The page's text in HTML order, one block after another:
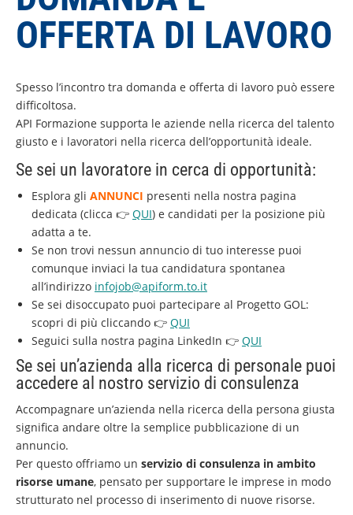
OFFERTA DI LAVORO
Spesso l’incontro tra domanda e offerta di lavoro può essere
difficoltosa.
API Formazione supporta le aziende nella ricerca del talento
giusto e i lavoratori nella ricerca dell’opportunità ideale.
Se sei un lavoratore in cerca di opportunità:
Esplora gli ANNUNCI presenti nella nostra pagina
dedicata (clicca 👉 QUI) e candidati per la posizione più
adatta a te.
Se non trovi nessun annuncio di tuo interesse puoi
comunque inviaci la tua candidatura spontanea
all’indirizzo infojob@apiform.to.it
Se sei disoccupato puoi partecipare al Progetto GOL:
scopri di più cliccando 👉 QUI
Seguici sulla nostra pagina LinkedIn 👉 QUI
Se sei un’azienda alla ricerca di personale puoi
accedere al nostro servizio di consulenza
Accompagnare un’azienda nella ricerca della persona giusta
significa andare oltre la semplice pubblicazione di un
annuncio.
Per questo offriamo un servizio di consulenza in ambito
risorse umane, pensato per supportare le imprese in modo
strutturato nel processo di inserimento di nuove risorse.